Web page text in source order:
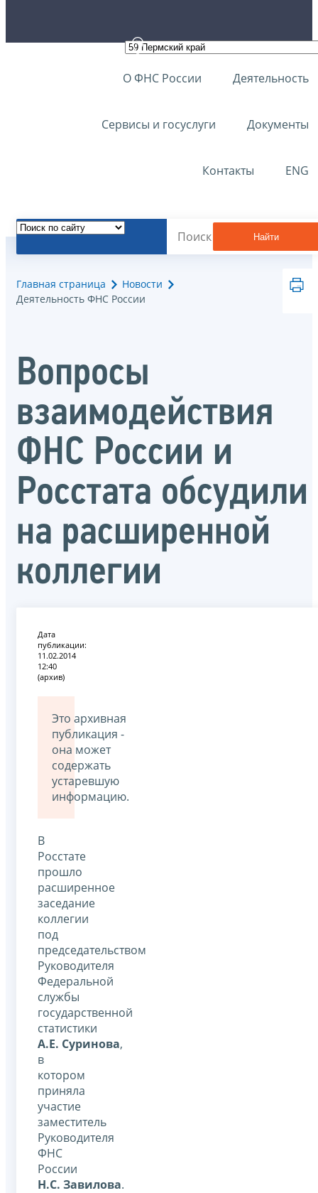
О ФНС России Деятельность
Сервисы и госуслуги Документы
Контакты ENG
Найти
Главная страница
Новости
Деятельность ФНС России
Вопросы
взаимодействия
ФНС России и
Росстата обсудили
на расширенной
коллегии
Дата
публикации:
11.02.2014
12:40
(архив)
Это архивная
публикация -
она может
содержать
устаревшую
информацию.
В
Росстате
прошло
расширенное
заседание
коллегии
под
председательством
Руководителя
Федеральной
службы
государственной
статистики
А.Е. Суринова,
в
котором
приняла
участие
заместитель
Руководителя
ФНС
России
Н.С. Завилова.